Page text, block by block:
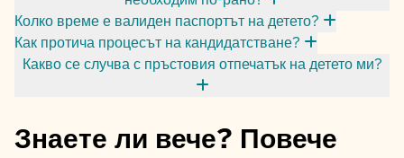
Колко време е валиден паспортът на детето?
Как протича процесът на кандидатстване?
Какво се случва с пръстовия отпечатък на детето ми?
Знаете ли вече? Повече